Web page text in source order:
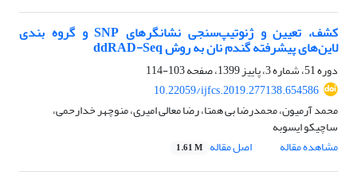
کشف، تعیین و ژنوتیپ‌سنجی نشانگرهای SNP و گروه بندی
لاین‌های پیشرفته گندم نان به روش ddRAD-Seq
دوره 51، شماره 3، پاییز 1399، صفحه
103-114
10.22059/ijfcs.2019.277138.654586
محمد آرمیون، محمدرضا بی همتا، رضا معالی امیری، منوچهر خدارحمی،
ساچیکو ایسوبه
مشاهده مقاله
اصل مقاله 1.61 M